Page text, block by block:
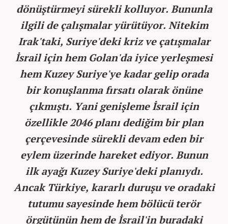
dönüştürmeyi sürekli kolluyor. Bununla
ilgili de çalışmalar yürütüyor. Nitekim
Irak'taki, Suriye'deki kriz ve çatışmalar
İsrail için hem Golan'da iyice yerleşmesi
hem Kuzey Suriye'ye kadar gelip orada
bir konuşlanma fırsatı olarak önüne
çıkmıştı. Yani genişleme İsrail için
özellikle 2046 planı dediğim bir plan
çerçevesinde sürekli devam eden bir
eylem üzerinde hareket ediyor. Bunun
ilk ayağı Kuzey Suriye'deki planıydı.
Ancak Türkiye, kararlı duruşu ve oradaki
tutumu sayesinde hem bölücü terör
örgütünün hem de İsrail'in buradaki